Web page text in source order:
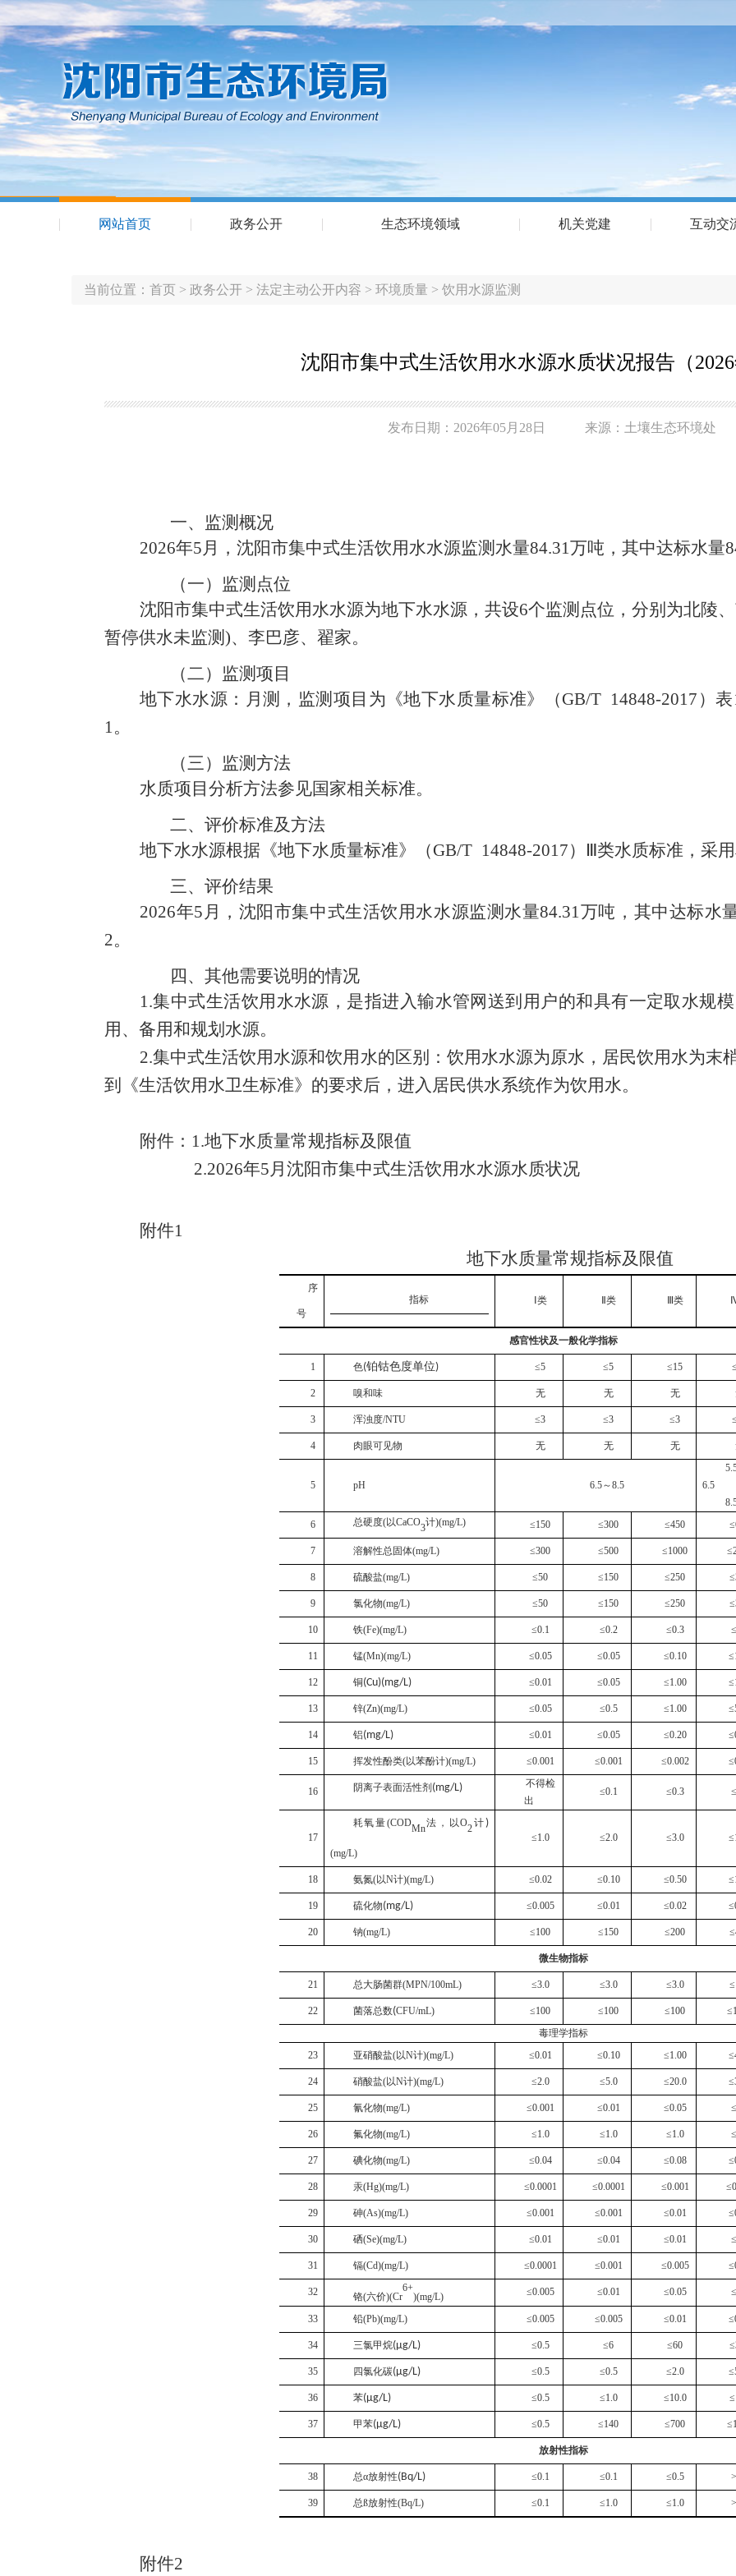
网站首页 政务公开 生态环境领域 机关党建 互动交
当前位置： 首页 > 政务公开 > 法定主动公开内容 > 环境质量 > 饮用水源监测
沈阳市集中式生活饮用水水源水质状况报告（2026
发布日期：2026年05月28日 来源：土壤生态环境处
一、 监测 概况
2026年5月 ，沈阳市集中式生活饮用水水源监测水量84.31万吨 ， 其中达标水量
（一） 监测点位
沈阳市集中式生活饮用水水源为地下水水源 ， 共设6个监测 点位，分别为北陵、
暂停供水未监测 )、 李巴彦、 翟家。
（二） 监测 项目
地下水水源： 月测， 监测项目为《地下水质量标准》 （GB/T 14848-2017 ）表
1。
（三） 监测 方法
水质项目分析方法参见国家相关标准。
二、 评价标准及方法
地下水水源根据 《地下水质量标准》 （GB/T 14848-2017） Ⅲ类水质标准 ， 采
三、 评价结果
2026年5 月 ，沈阳市集中式生活饮用水水源监测水量84.31万吨 ， 其中达标水
2。
四、 其他需要说明的情况
1.集中式生活饮用水水源，是指进入输水管网送到用户的和具有一定取水规模
用、备用和规划水源。
2.集中式生活饮用水源和饮用水的区别：饮用水水源为原水，居民饮用水为末
到《生活饮用水卫生标准》 的要求后，进入居民供水系统作为饮用水。
附件： 1.地下水质量常规指标及限值
2.2026年5月沈阳市集中式生活饮用水水源水质状况
附件1
地下水质量常规指标及限值
序
号
指标 类 类 类
感官性状及一般化学指标
1 色(铂钴色度单位) ≤5 ≤5 ≤15
2 嗅和味 无 无 无
3 浑浊度/NTU ≤3 ≤3 ≤3
4 肉眼可见物 无 无 无
5 pH 6.5～8.5
6.5
6 总硬度(以CaCO
3
计)(mg/L) ≤150 ≤300 ≤450
7 溶解性总固体(mg/L) ≤300 ≤500 ≤1000
8 硫酸盐(mg/L) ≤50 ≤150 ≤250
9 氯化物(mg/L) ≤50 ≤150 ≤250
10 铁(Fe)(mg/L) ≤0.1 ≤0.2 ≤0.3
11 锰(Mn)(mg/L) ≤0.05 ≤0.05 ≤0.10
12 铜(Cu)(mg/L) ≤0.01 ≤0.05 ≤1.00
13 锌(Zn)(mg/L) ≤0.05 ≤0.5 ≤1.00
14 铝(mg/L) ≤0.01 ≤0.05 ≤0.20
15 挥发性酚类(以苯酚计)(mg/L) ≤0.001 ≤0.001 ≤0.002
16 阴离子表面活性剂 (mg/L) 不得检
出
≤0.1 ≤0.3
17
耗氧量(COD
Mn
法，以O
2
计 )
(mg/L)
≤1.0 ≤2.0 ≤3.0
18 氨氮(以N计)(mg/L) ≤0.02 ≤0.10 ≤0.50
19 硫化物(mg/L) ≤0.005 ≤0.01 ≤0.02
20 钠(mg/L) ≤100 ≤150 ≤200
微生物指标
21 总大肠菌群(MPN/100mL) ≤3.0 ≤3.0 ≤3.0
22 菌落总数(CFU/mL) ≤100 ≤100 ≤100
毒理学指标
23
亚硝酸盐(以N计)(mg/L) ≤0.01 ≤0.10 ≤1.00
24 硝酸盐(以N计)(mg/L) ≤2.0 ≤5.0 ≤20.0
25 氰化物(mg/L) ≤0.001 ≤0.01 ≤0.05
26 氟化物(mg/L) ≤1.0 ≤1.0 ≤1.0
27 碘化物(mg/L) ≤0.04 ≤0.04 ≤0.08
28 汞(Hg)(mg/L) ≤0.0001 ≤0.0001 ≤0.001
29 砷(As)(mg/L) ≤0.001 ≤0.001 ≤0.01
30 硒(Se)(mg/L) ≤0.01 ≤0.01 ≤0.01
31 镉(Cd)(mg/L) ≤0.0001 ≤0.001 ≤0.005
32 铬(六价)(Cr
6+
)(mg/L) ≤0.005 ≤0.01 ≤0.05
33 铅(Pb)(mg/L) ≤0.005 ≤0.005 ≤0.01
34 三氯甲烷(μg/L) ≤0.5 ≤6 ≤60
35 四氯化碳(μg/L) ≤0.5 ≤0.5 ≤2.0
36 苯(μg/L) ≤0.5 ≤1.0 ≤10.0
37 甲苯(μg/L) ≤0.5 ≤140 ≤700
放射性指标
38 总α放射性(Bq/L) ≤0.1 ≤0.1 ≤0.5
39 总ß放射性(Bq/L) ≤0.1 ≤1.0 ≤1.0
附件2